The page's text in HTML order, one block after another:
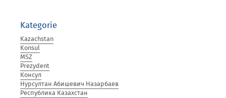
Kategorie
Kazachstan
Konsul
MSZ
Prezydent
Консул
Нурсултан Абишевич Назарбаев
Республика Казахстан